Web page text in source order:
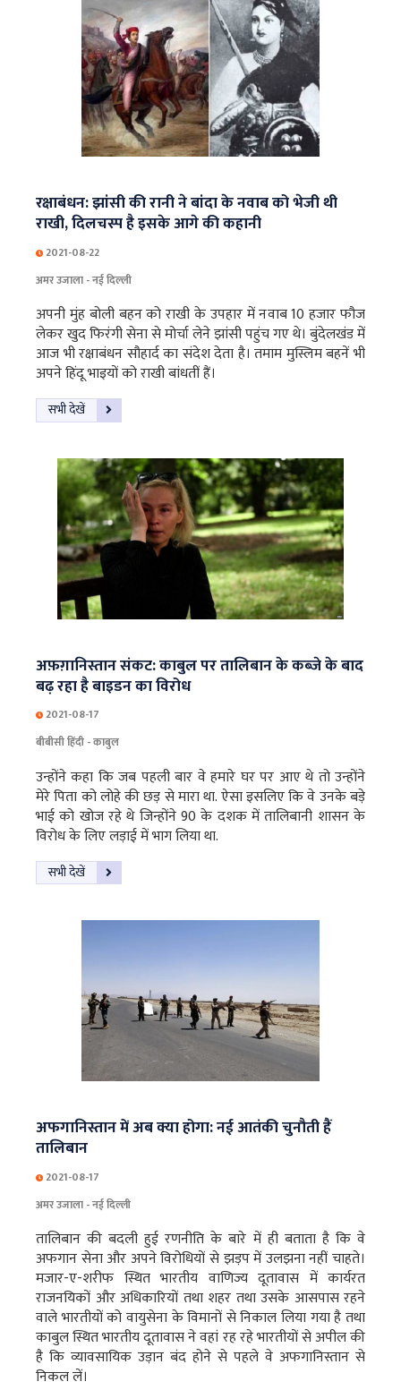
रक्षाबंधन: झांसी की रानी ने बांदा के नवाब को भेजी थी
राखी, दिलचस्प है इसके आगे की कहानी
2021-08-22
अमर उजाला - नई दिल्‍ली
अपनी मुंह बोली बहन को राखी के उपहार में नवाब 10 हजार फौज
लेकर खुद फिरंगी सेना से मोर्चा लेने झांसी पहुंच गए थे। बुंदेलखंड में
आज भी रक्षाबंधन सौहार्द का संदेश देता है। तमाम मुस्लिम बहनें भी
अपने हिंदू भाइयों को राखी बांधतीं हैं।
सभी देखें
अफ़ग़ानिस्तान संकट: काबुल पर तालिबान के कब्ज़े के बाद
बढ़ रहा है बाइडन का विरोध
2021-08-17
बीबीसी हिंदी - काबुल
उन्होंने कहा कि जब पहली बार वे हमारे घर पर आए थे तो उन्होंने
मेरे पिता को लोहे की छड़ से मारा था. ऐसा इसलिए कि वे उनके बड़े
भाई को खोज रहे थे जिन्होंने 90 के दशक में तालिबानी शासन के
विरोध के लिए लड़ाई में भाग लिया था.
सभी देखें
अफगानिस्तान में अब क्या होगा: नई आतंकी चुनौती हैं
तालिबान
2021-08-17
अमर उजाला - नई दिल्ली
तालिबान की बदली हुई रणनीति के बारे में ही बताता है कि वे
अफगान सेना और अपने विरोधियों से झड़प में उलझना नहीं चाहते।
मजार-ए-शरीफ स्थित भारतीय वाणिज्य दूतावास में कार्यरत
राजनयिकों और अधिकारियों तथा शहर तथा उसके आसपास रहने
वाले भारतीयों को वायुसेना के विमानों से निकाल लिया गया है तथा
काबुल स्थित भारतीय दूतावास ने वहां रह रहे भारतीयों से अपील की
है कि व्यावसायिक उड़ान बंद होने से पहले वे अफगानिस्तान से
निकल लें।